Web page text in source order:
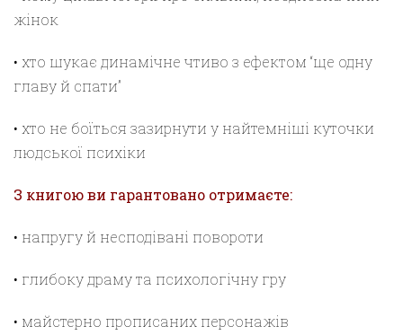
жінок
• хто шукає динамічне чтиво з ефектом “ще одну
главу й спати”
• хто не боїться зазирнути у найтемніші куточки
людської психіки
З книгою ви гарантовано отримаєте:
• напругу й несподівані повороти
• глибоку драму та психологічну гру
• майстерно прописаних персонажів